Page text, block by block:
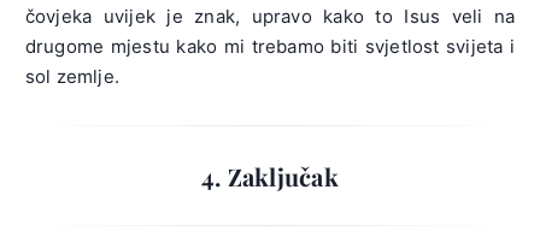
čovjeka uvijek je znak, upravo kako to Isus veli na
drugome mjestu kako mi trebamo biti svjetlost svijeta i
sol zemlje.
4. Zaključak